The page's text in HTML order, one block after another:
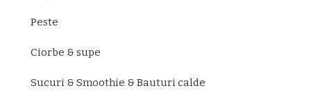
Peste
Ciorbe & supe
Sucuri & Smoothie & Bauturi calde